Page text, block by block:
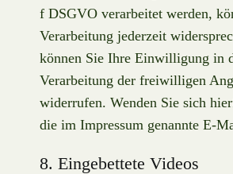
f DSGVO verarbeitet werden,
Verarbeitung jederzeit
können Sie Ihre Einwilligung in
Verarbeitung der freiwilligen
widerrufen. Wenden Sie sich
die im Impressum genannte E-
8. Eingebettete Videos